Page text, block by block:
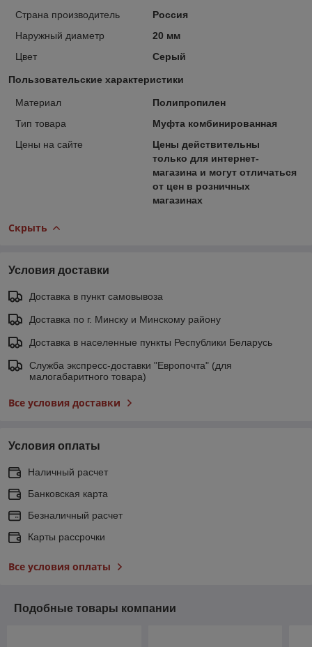
Страна производитель
Россия
Наружный диаметр
20 мм
Цвет
Серый
Пользовательские характеристики
Материал
Полипропилен
Тип товара
Муфта комбинированная
Цены на сайте
Цены действительны
только для интернет-
магазина и могут отличаться
от цен в розничных
магазинах
Скрыть
Условия доставки
Доставка в пункт самовывоза
Доставка по г. Минску и Минскому району
Доставка в населенные пункты Республики Беларусь
Служба экспресс-доставки "Европочта" (для
малогабаритного товара)
Все условия доставки
Условия оплаты
Наличный расчет
Банковская карта
Безналичный расчет
Карты рассрочки
Все условия оплаты
Подобные товары компании